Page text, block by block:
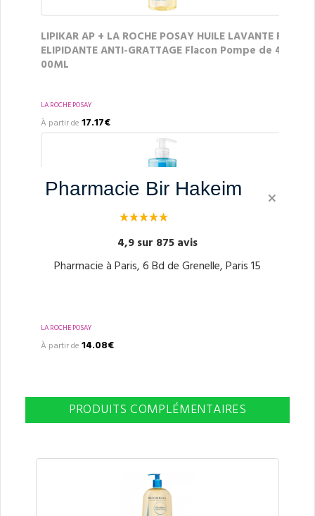
×
Pharmacie Bir Hakeim
4,9 sur 875 avis
Pharmacie à Paris, 6 Bd de Grenelle, Paris 15
LIPIKAR AP + LA ROCHE POSAY HUILE LAVANTE R
ELIPIDANTE ANTI-GRATTAGE Flacon Pompe de 4
00ML
LA ROCHE POSAY
À partir de17.17€
LIPIKAR SURGRAS LA ROCHE POSAY Crème LAVA
NTE ANTI-DESSECHEMENT Flacon Pompe de 400
LA ROCHE POSAY
À partir de14.08€
PRODUITS COMPLÉMENTAIRES